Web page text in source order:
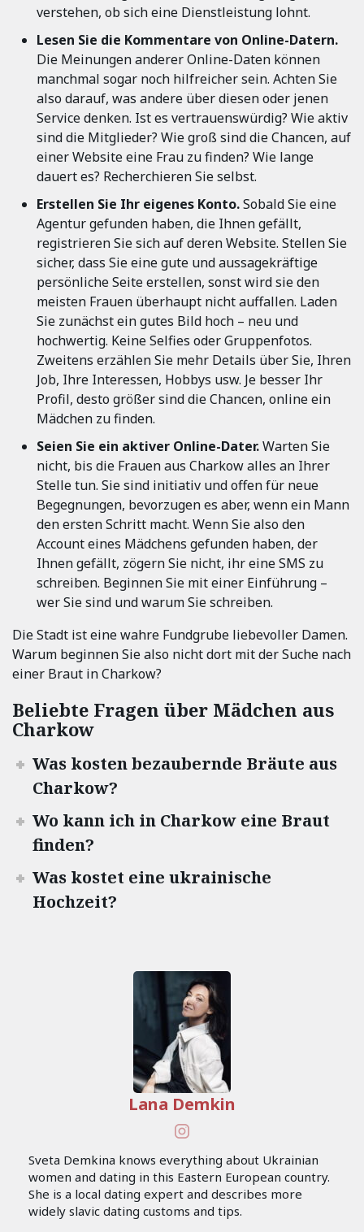
verstehen, ob sich eine Dienstleistung lohnt.
Lesen Sie die Kommentare von Online-Datern.
Die Meinungen anderer Online-Daten können
manchmal sogar noch hilfreicher sein. Achten Sie
also darauf, was andere über diesen oder jenen
Service denken. Ist es vertrauenswürdig? Wie aktiv
sind die Mitglieder? Wie groß sind die Chancen, auf
einer Website eine Frau zu finden? Wie lange
dauert es? Recherchieren Sie selbst.
Erstellen Sie Ihr eigenes Konto.Sobald Sie eine
Agentur gefunden haben, die Ihnen gefällt,
registrieren Sie sich auf deren Website. Stellen Sie
sicher, dass Sie eine gute und aussagekräftige
persönliche Seite erstellen, sonst wird sie den
meisten Frauen überhaupt nicht auffallen. Laden
Sie zunächst ein gutes Bild hoch – neu und
hochwertig. Keine Selfies oder Gruppenfotos.
Zweitens erzählen Sie mehr Details über Sie, Ihren
Job, Ihre Interessen, Hobbys usw. Je besser Ihr
Profil, desto größer sind die Chancen, online ein
Mädchen zu finden.
Seien Sie ein aktiver Online-Dater.Warten Sie
nicht, bis die Frauen aus Charkow alles an Ihrer
Stelle tun. Sie sind initiativ und offen für neue
Begegnungen, bevorzugen es aber, wenn ein Mann
den ersten Schritt macht. Wenn Sie also den
Account eines Mädchens gefunden haben, der
Ihnen gefällt, zögern Sie nicht, ihr eine SMS zu
schreiben. Beginnen Sie mit einer Einführung –
wer Sie sind und warum Sie schreiben.
Die Stadt ist eine wahre Fundgrube liebevoller Damen.
Warum beginnen Sie also nicht dort mit der Suche nach
einer Braut in Charkow?
Beliebte Fragen über Mädchen aus
Charkow
Was kosten bezaubernde Bräute aus
Charkow?
Wo kann ich in Charkow eine Braut
finden?
Was kostet eine ukrainische
Hochzeit?
Lana Demkin
Sveta Demkina knows everything about Ukrainian
women and dating in this Eastern European country.
She is a local dating expert and describes more
widely slavic dating customs and tips.